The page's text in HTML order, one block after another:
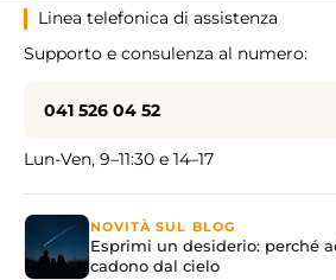
Linea telefonica di assistenza
Supporto e consulenza al numero:
041 526 04 52
Lun-Ven, 9–11:30 e 14–17
NOVITÀ SUL BLOG
Esprimi un desiderio: perché
cadono dal cielo